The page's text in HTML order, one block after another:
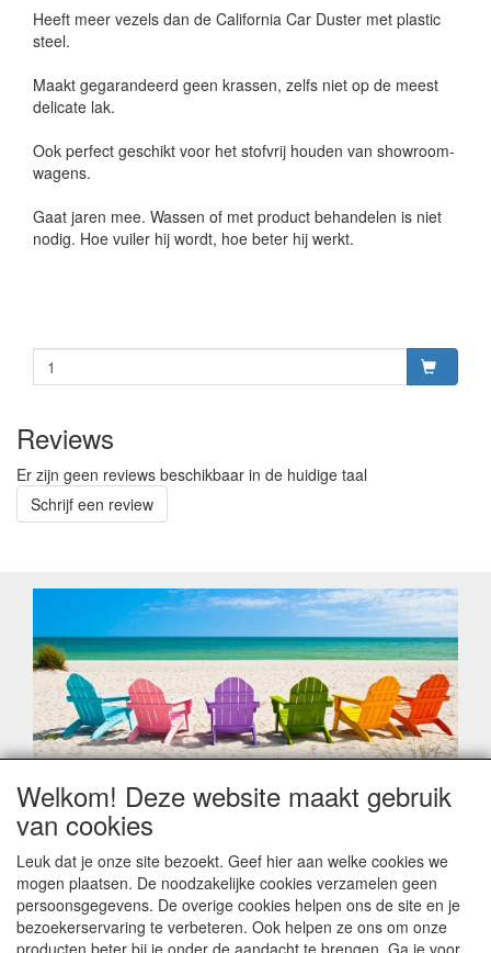
Heeft meer vezels dan de California Car Duster met plastic
steel.
Maakt gegarandeerd geen krassen, zelfs niet op de meest
delicate lak.
Ook perfect geschikt voor het stofvrij houden van showroom-
wagens.
Gaat jaren mee. Wassen of met product behandelen is niet
nodig. Hoe vuiler hij wordt, hoe beter hij werkt.
Reviews
Er zijn geen reviews beschikbaar in de huidige taal
Schrijf een review
Geachte klant,
Zoals elk jaar zorgt de verlofperiode, naast een hoop
leveringsproblemen.
Sommige fabrikanten sluiten of werken met een
vakantiebezetting.
Bestellingen die vanaf +/- 15 juli geplaatst worden kunnen
Welkom! Deze website maakt gebruik
van cookies
Leuk dat je onze site bezoekt. Geef hier aan welke cookies we
mogen plaatsen. De noodzakelijke cookies verzamelen geen
persoonsgegevens. De overige cookies helpen ons de site en je
bezoekerservaring te verbeteren. Ook helpen ze ons om onze
producten beter bij je onder de aandacht te brengen. Ga je voor